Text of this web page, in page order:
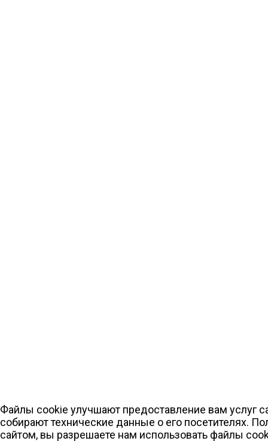
Файлы cookie улучшают предоставление вам услуг
собирают технические данные о его посетителях.
сайтом, вы разрешаете нам использовать файлы